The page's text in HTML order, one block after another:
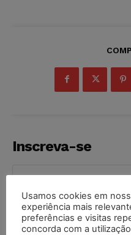
Inscreva-se
Usamos cookies em
experiência mais
preferências e visitas
concorda com a